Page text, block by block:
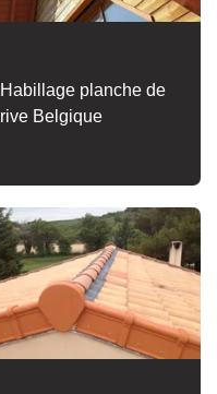
Habillage planche de
rive Belgique